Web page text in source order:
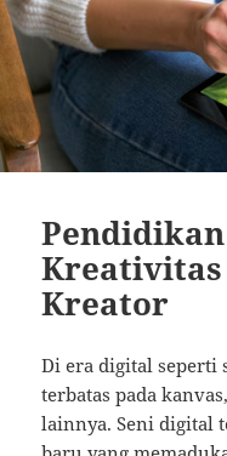
Kreativitas
Kreator
Di era digital seperti
terbatas pada
lainnya. Seni digital